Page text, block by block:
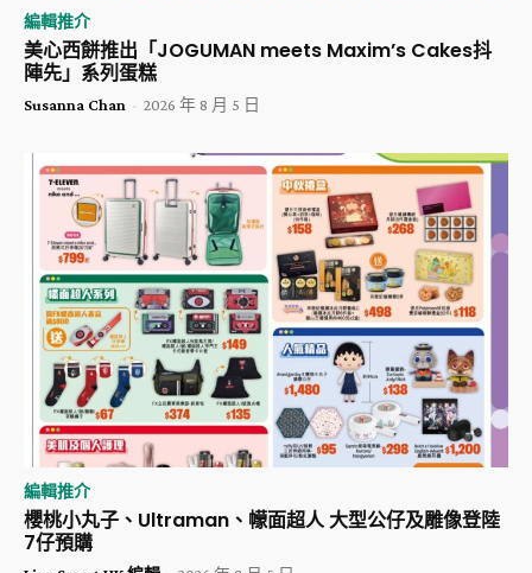
編輯推介
美心西餅推出「JOGUMAN meets Maxim’s Cakes抖
陣先」系列蛋糕
Susanna Chan - 2026 年 8 月 5 日
編輯推介
櫻桃小丸子、Ultraman、幪面超人 大型公仔及雕像登陸
7仔預購